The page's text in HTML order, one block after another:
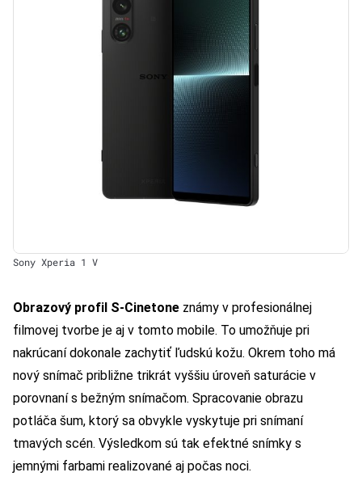
Sony Xperia 1 V
Obrazový profil S-Cinetone známy v profesionálnej
filmovej tvorbe je aj v tomto mobile. To umožňuje pri
nakrúcaní dokonale zachytiť ľudskú kožu. Okrem toho má
nový snímač približne trikrát vyššiu úroveň saturácie v
porovnaní s bežným snímačom. Spracovanie obrazu
potláča šum, ktorý sa obvykle vyskytuje pri snímaní
tmavých scén. Výsledkom sú tak efektné snímky s
jemnými farbami realizované aj počas noci.